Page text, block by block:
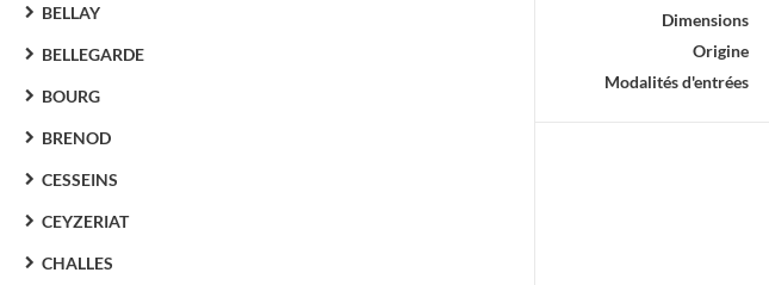
BELLAY
BELLEGARDE
BOURG
BRENOD
CESSEINS
CEYZERIAT
CHALLES
Dimensions
Origine
Modalités d'entrées